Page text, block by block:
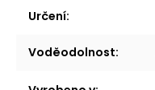
Určení:
Voděodolnost: